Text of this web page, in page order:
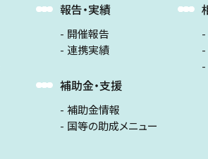
報告・実績
開催報告
連携実績
補助金・支援
補助金情報
国等の助成メニュー